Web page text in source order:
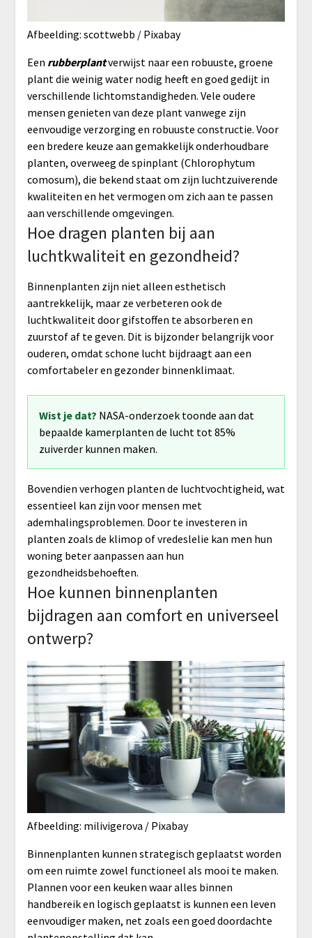
Afbeelding: scottwebb / Pixabay
Een rubberplantverwijst naar een robuuste, groene
plant die weinig water nodig heeft en goed gedijt in
verschillende lichtomstandigheden. Vele oudere
mensen genieten van deze plant vanwege zijn
eenvoudige verzorging en robuuste constructie. Voor
een bredere keuze aan gemakkelijk onderhoudbare
planten, overweeg de spinplant (Chlorophytum
comosum), die bekend staat om zijn luchtzuiverende
kwaliteiten en het vermogen om zich aan te passen
aan verschillende omgevingen.
Hoe dragen planten bij aan
luchtkwaliteit en gezondheid?
Binnenplanten zijn niet alleen esthetisch
aantrekkelijk, maar ze verbeteren ook de
luchtkwaliteit door gifstoffen te absorberen en
zuurstof af te geven. Dit is bijzonder belangrijk voor
ouderen, omdat schone lucht bijdraagt aan een
comfortabeler en gezonder binnenklimaat.
Wist je dat? NASA-onderzoek toonde aan dat
bepaalde kamerplanten de lucht tot 85%
zuiverder kunnen maken.
Bovendien verhogen planten de luchtvochtigheid, wat
essentieel kan zijn voor mensen met
ademhalingsproblemen. Door te investeren in
planten zoals de klimop of vredeslelie kan men hun
woning beter aanpassen aan hun
gezondheidsbehoeften.
Hoe kunnen binnenplanten
bijdragen aan comfort en universeel
ontwerp?
Afbeelding: milivigerova / Pixabay
Binnenplanten kunnen strategisch geplaatst worden
om een ruimte zowel functioneel als mooi te maken.
Plannen voor een keuken waar alles binnen
handbereik en logisch geplaatst is kunnen een leven
eenvoudiger maken, net zoals een goed doordachte